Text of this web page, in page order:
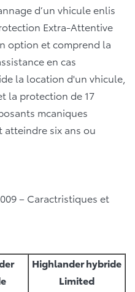
d’un vhicule enlis
Extra-Attentive
option et comprend la
en cas
la location d'un vhicule,
la protection de 17
mcaniques
six ans ou
– Caractristiques et
Highlander hybride
Limited